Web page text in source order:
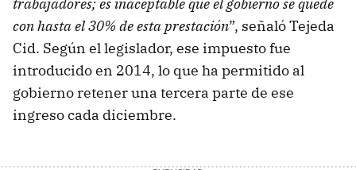
trabajadores; es inaceptable que el gobierno se quede
con hasta el 30% de esta prestación”, señaló Tejeda
Cid. Según el legislador, ese impuesto fue
introducido en 2014, lo que ha permitido al
gobierno retener una tercera parte de ese
ingreso cada diciembre.